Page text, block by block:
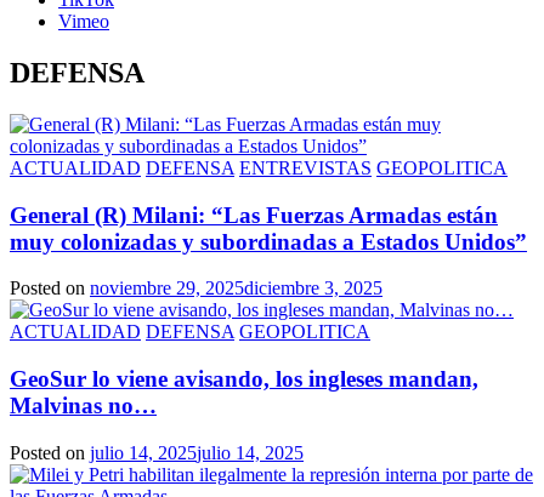
Vimeo
DEFENSA
ACTUALIDAD DEFENSA ENTREVISTAS GEOPOLITICA
General (R) Milani: “Las Fuerzas Armadas están
muy colonizadas y subordinadas a Estados Unidos”
Posted on noviembre 29, 2025diciembre 3, 2025
ACTUALIDAD DEFENSA GEOPOLITICA
GeoSur lo viene avisando, los ingleses mandan,
Malvinas no…
Posted on julio 14, 2025julio 14, 2025